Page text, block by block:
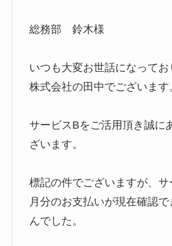
総務部 鈴木様
いつも大変お世話になって
株式会社の田中でございます
サービスBをご活用頂き誠に
ざいます。
標記の件でございますが、
月分のお支払いが現在確認
んでした。